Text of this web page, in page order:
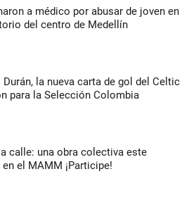
a médico por abusar de joven en
del centro de Medellín
la nueva carta de gol del Celtic
para la Selección Colombia
calle: una obra colectiva este
el MAMM ¡Participe!